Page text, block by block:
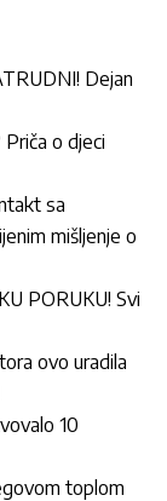
Dejan
o djeci
sa
mišljenje o
PORUKU! Svi
ovo uradila
10
toplom